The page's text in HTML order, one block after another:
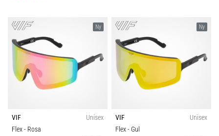
Ny
VIF
Unisex
Flex- Rosa
Ny
VIF
Unisex
Flex- Gul